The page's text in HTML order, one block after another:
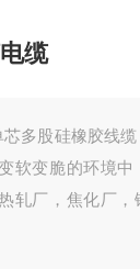
缆
多股硅橡胶线
软变脆的环境中
轧厂，焦化厂